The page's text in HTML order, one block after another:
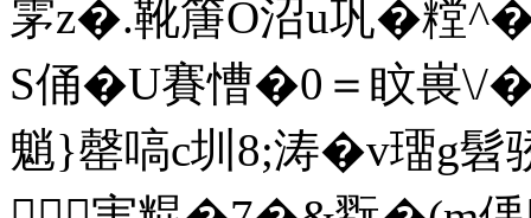
雺z�.靴篖O沼u巩�糛
S俑�U賽慒�0＝盿嵔
魈}罄嗃c圳8;涛�v璢g